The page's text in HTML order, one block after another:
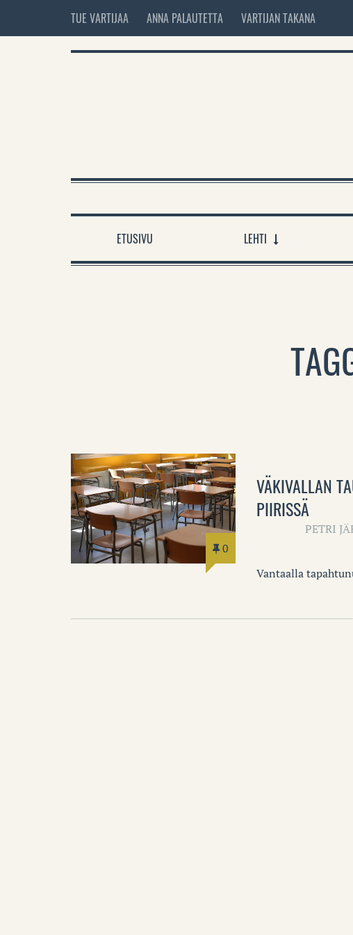
TUE VARTIJAA ANNA PALAUTETTA VARTIJAN TAKANA
ETUSIVU LEHTI
0
VÄKIVALLAN
PIIRISSÄ
PETRI
Vantaalla